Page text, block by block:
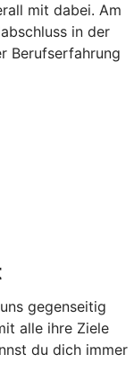
mit dabei. Am
in der
Berufserfahrung
gegenseitig
alle ihre Ziele
du dich immer